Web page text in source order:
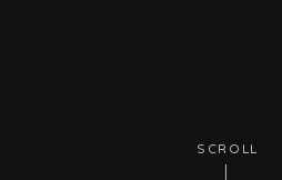
SCROLL